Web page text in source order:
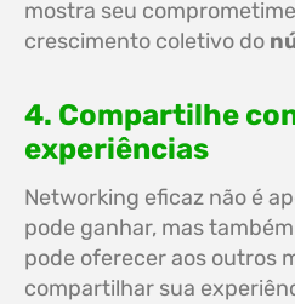
mostra seu
crescimento coletivo do
4. Compartilhe
experiências
Networking eficaz não é
pode ganhar, mas
pode oferecer aos outros
compartilhar sua